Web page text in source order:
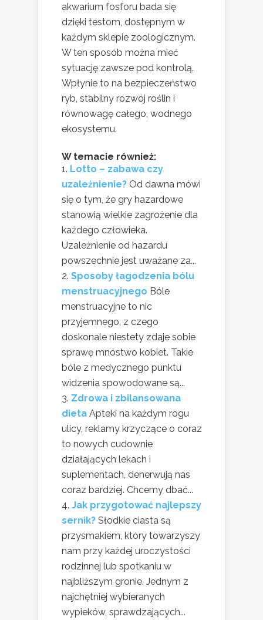
akwarium fosforu bada się
dzięki testom, dostępnym w
każdym sklepie zoologicznym.
W ten sposób można mieć
sytuację zawsze pod kontrolą.
Wpłynie to na bezpieczeństwo
ryb, stabilny rozwój roślin i
równowagę całego, wodnego
ekosystemu.
W temacie również:
Lotto – zabawa czy
uzależnienie? Od dawna mówi
się o tym, że gry hazardowe
stanowią wielkie zagrożenie dla
każdego człowieka.
Uzależnienie od hazardu
powszechnie jest uważane za...
Sposoby łagodzenia bólu
menstruacyjnego Bóle
menstruacyjne to nic
przyjemnego, z czego
doskonale niestety zdaje sobie
sprawę mnóstwo kobiet. Takie
bóle z medycznego punktu
widzenia spowodowane są...
Zdrowa i zbilansowana
dieta Apteki na każdym rogu
ulicy, reklamy krzyczące o coraz
to nowych cudownie
działających lekach i
suplementach, denerwują nas
coraz bardziej. Chcemy dbać...
Jak przygotować najlepszy
sernik? Słodkie ciasta są
przysmakiem, który towarzyszy
nam przy każdej uroczystości
rodzinnej lub spotkaniu w
najbliższym gronie. Jednym z
najchętniej wybieranych
wypieków, sprawdzających...